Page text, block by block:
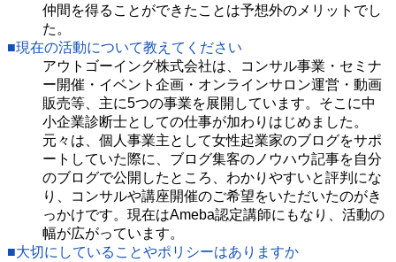
仲間を得ることができたことは予想外のメリットでし
た。
■現在の活動について教えてください
アウトゴーイング株式会社は、コンサル事業・セミナ
ー開催・イベント企画・オンラインサロン運営・動画
販売等、主に5つの事業を展開しています。そこに中
小企業診断士としての仕事が加わりはじめました。
元々は、個人事業主として女性起業家のブログをサポ
ートしていた際に、ブログ集客のノウハウ記事を自分
のブログで公開したところ、わかりやすいと評判にな
り、コンサルや講座開催のご希望をいただいたのがき
っかけです。現在はAmeba認定講師にもなり、活動の
幅が広がっています。
■大切にしていることやポリシーはありますか